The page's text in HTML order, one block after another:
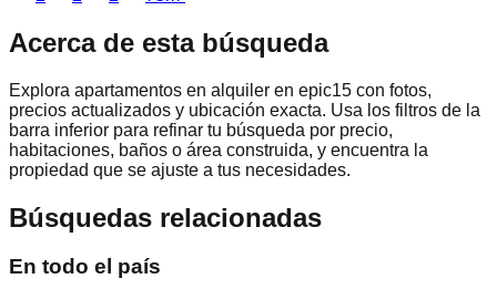
Acerca de esta búsqueda
Explora apartamentos en alquiler en epic15 con fotos,
precios actualizados y ubicación exacta. Usa los filtros de la
barra inferior para refinar tu búsqueda por precio,
habitaciones, baños o área construida, y encuentra la
propiedad que se ajuste a tus necesidades.
Búsquedas relacionadas
En todo el país